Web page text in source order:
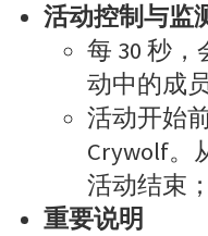
活动控制与监
每 30 秒
动中的成
活动开始
Crywolf。
活动结束
重要说明